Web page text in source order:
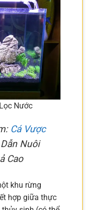
Nước
Cá Vược
Nuôi
Cao
khu rừng
hợp giữa thực